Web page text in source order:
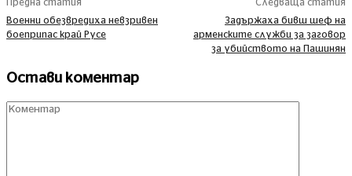
Предна статия
Военни обезвредиха невзривен
боеприпас край Русе
Следваща статия
Задържаха бивш шеф на
арменските служби за заговор
за убийството на Пашинян
Остави коментар